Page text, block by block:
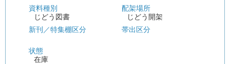
資料種別
じどう図書
新刊／特集棚区分
状態
在庫
配架場所
じどう開架
帯出区分